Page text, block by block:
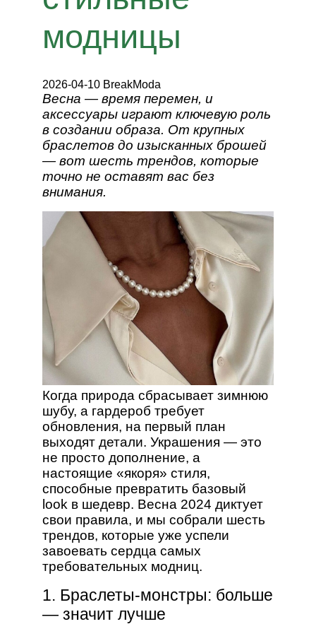
модницы
2026-04-10 BreakModa
Весна — время перемен, и
аксессуары играют ключевую роль
в создании образа. От крупных
браслетов до изысканных брошей
— вот шесть трендов, которые
точно не оставят вас без
внимания.
Когда природа сбрасывает зимнюю
шубу, а гардероб требует
обновления, на первый план
выходят детали. Украшения — это
не просто дополнение, а
настоящие «якоря» стиля,
способные превратить базовый
look в шедевр. Весна 2024 диктует
свои правила, и мы собрали шесть
трендов, которые уже успели
завоевать сердца самых
требовательных модниц.
1. Браслеты-монстры: больше
— значит лучше